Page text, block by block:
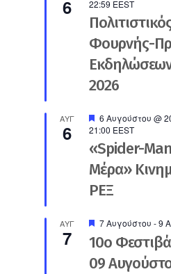
6
22:59 EEST
Φουρνής-
2026
ΑΥΓ
6
Προτεινόμενο
6 Αυγούστου @
21:00 EEST
«Spider-
Μέρα»
ΡΕΞ
ΑΥΓ
7
Προτεινόμενο
7 Αυγούστου -9
10ο
09